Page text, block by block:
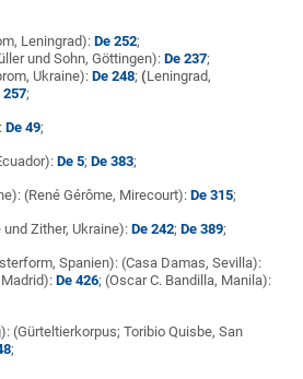
Leningrad):De 252;
und Sohn, Göttingen):De 237;
Ukraine):De 248;(Leningrad,
257;
:De 49;
De 5;De 383;
(René Gérôme, Mirecourt):De 315;
und Zither, Ukraine):De 242;De 389;
Spanien): (Casa Damas, Sevilla):
Madrid):De 426; (Oscar C. Bandilla, Manila):
(Gürteltierkorpus; Toribio Quisbe, San
;